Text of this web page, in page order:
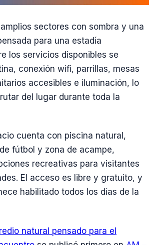
sectores con sombra y una
para una estadía
los servicios disponibles se
conexión wifi, parrillas, mesas
accesibles e iluminación, lo
del lugar durante toda la
cuenta con piscina natural,
fútbol y zona de acampe,
recreativas para visitantes
El acceso es libre y gratuito, y
habilitado todos los días de la
natural pensado para el